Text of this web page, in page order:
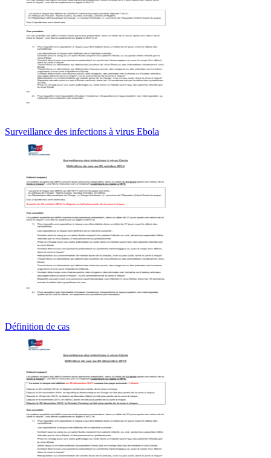
Surveillance des infections à virus Ebola
Définition de cas